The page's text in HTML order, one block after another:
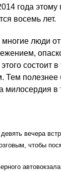
года
восемь лет.
люди
состоит
Тем полезнее
милосердия в
вечера
чтобы